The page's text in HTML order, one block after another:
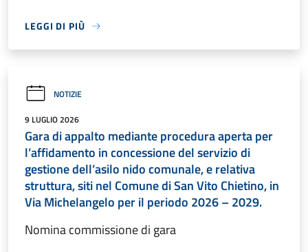
LEGGI DI PIÙ
NOTIZIE
9 LUGLIO 2026
Gara di appalto mediante procedura aperta per
l’affidamento in concessione del servizio di
gestione dell’asilo nido comunale, e relativa
struttura, siti nel Comune di San Vito Chietino, in
Via Michelangelo per il periodo 2026 – 2029.
Nomina commissione di gara